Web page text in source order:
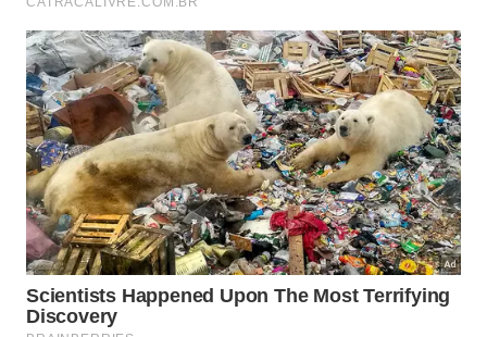
Enxágue a esponja depois de terminar a louça.
Aperte bem para retirar excesso de água.
Polvilhe uma colher de chá de sal sobre a
esponja.
Deixe em suporte vazado durante a noite.
Enxágue pela manhã antes de usar novamente.